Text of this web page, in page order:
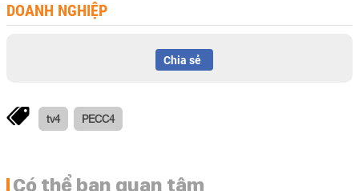
DOANH NGHIỆP
Chia sẻ
tv4 PECC4
Có thể bạn quan tâm